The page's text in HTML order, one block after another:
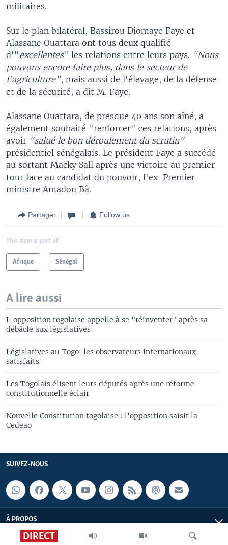
DIRECT
militaires.
Sur le plan bilatéral, Bassirou Diomaye Faye et
Alassane Ouattara ont tous deux qualifié
d'"excellentes" les relations entre leurs pays. "Nous
pouvons encore faire plus, dans le secteur de
l’agriculture", mais aussi de l'élevage, de la défense
et de la sécurité, a dit M. Faye.
Alassane Ouattara, de presque 40 ans son aîné, a
également souhaité "renforcer" ces relations, après
avoir "salué le bon déroulement du scrutin"
présidentiel sénégalais. Le président Faye a succédé
au sortant Macky Sall après une victoire au premier
tour face au candidat du pouvoir, l'ex-Premier
ministre Amadou Bâ.
Partager Follow us
This item is part of
Afrique Sénégal
A lire aussi
L'opposition togolaise appelle à se "réinventer" après sa
débâcle aux législatives
Législatives au Togo: les observateurs internationaux
satisfaits
Les Togolais élisent leurs députés après une réforme
constitutionnelle éclair
Nouvelle Constitution togolaise : l'opposition saisit la
Cedeao
SUIVEZ-NOUS
À PROPOS